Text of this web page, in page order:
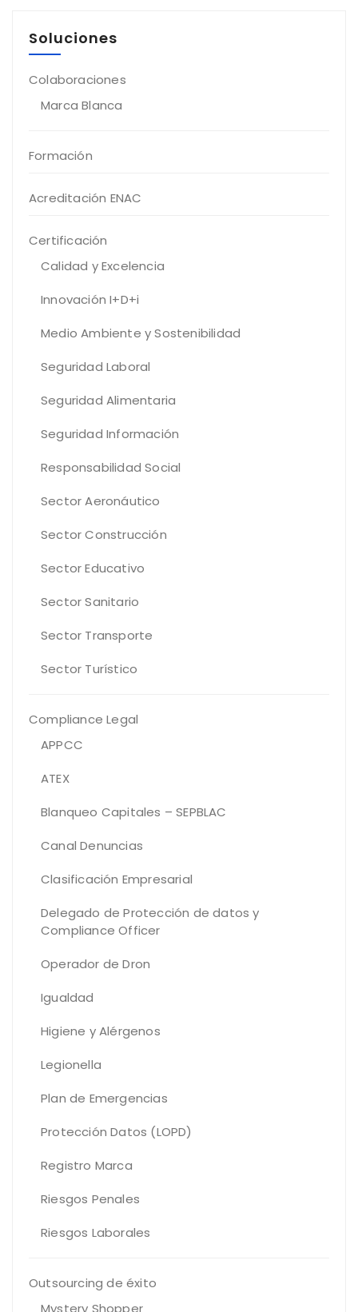
Soluciones
Colaboraciones
Marca Blanca
Formación
Acreditación ENAC
Certificación
Calidad y Excelencia
Innovación I+D+i
Medio Ambiente y Sostenibilidad
Seguridad Laboral
Seguridad Alimentaria
Seguridad Información
Responsabilidad Social
Sector Aeronáutico
Sector Construcción
Sector Educativo
Sector Sanitario
Sector Transporte
Sector Turístico
Compliance Legal
APPCC
ATEX
Blanqueo Capitales – SEPBLAC
Canal Denuncias
Clasificación Empresarial
Delegado de Protección de datos y
Compliance Officer
Operador de Dron
Igualdad
Higiene y Alérgenos
Legionella
Plan de Emergencias
Protección Datos (LOPD)
Registro Marca
Riesgos Penales
Riesgos Laborales
Outsourcing de éxito
Mystery Shopper